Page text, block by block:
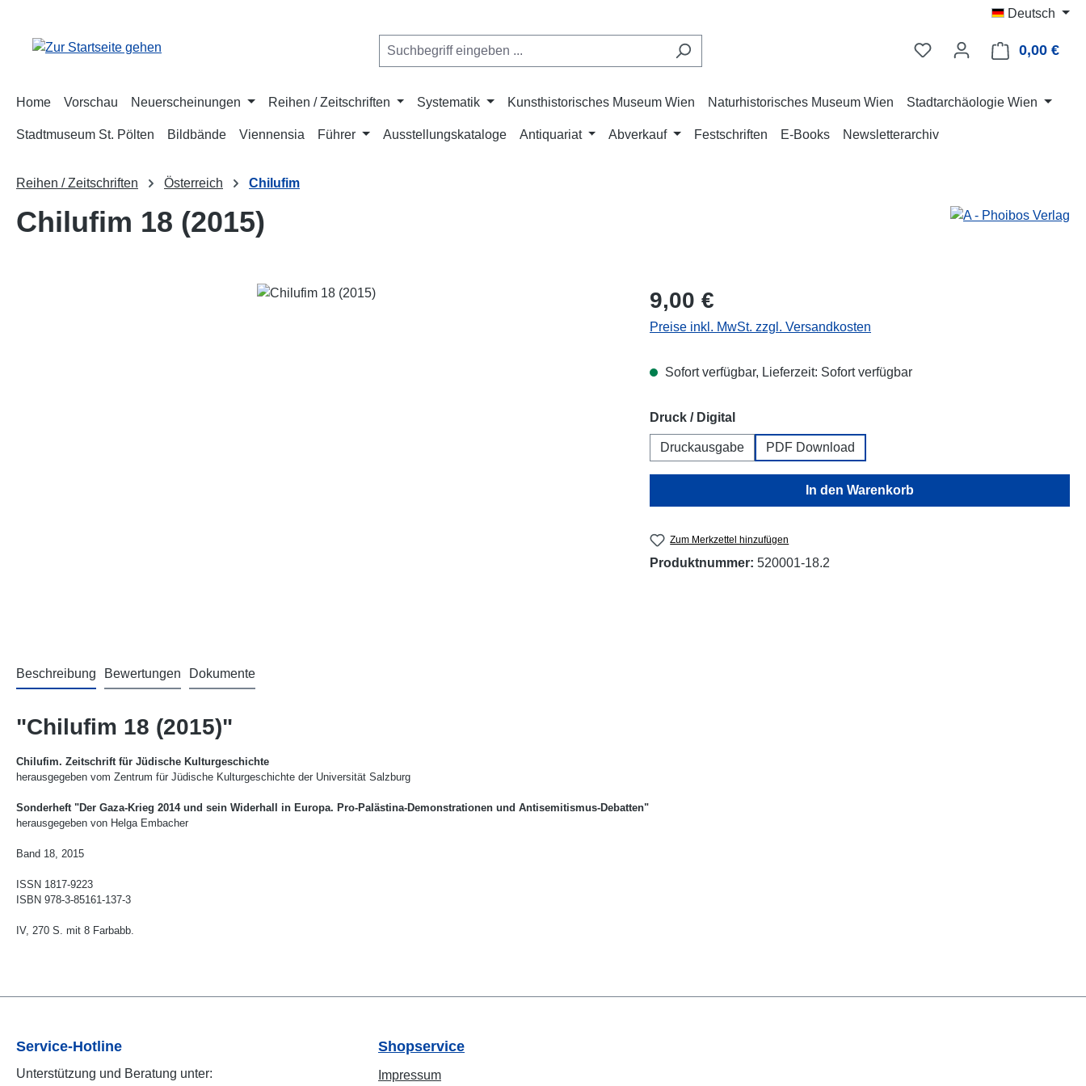
Deutsch
0,00 €
Home Vorschau Neuerscheinungen Reihen / Zeitschriften Systematik Kunsthistorisches Museum Wien Naturhistorisches Museum Wien Stadtarchäologie Wien
Stadtmuseum St. Pölten Bildbände Viennensia Führer Ausstellungskataloge Antiquariat Abverkauf Festschriften E-Books Newsletterarchiv
Reihen / Zeitschriften Österreich Chilufim
Chilufim 18 (2015)
Regulärer Preis:
9,00 €
Preise inkl. MwSt. zzgl. Versandkosten
Sofort verfügbar, Lieferzeit: Sofort verfügbar
Druck / Digitalauswählen
Druckausgabe PDF Download
In den Warenkorb
Zum Merkzettel hinzufügen
Produktnummer: 520001-18.2
Beschreibung Bewertungen Dokumente
"Chilufim 18 (2015)"
Chilufim. Zeitschrift für Jüdische Kulturgeschichte
herausgegeben vom Zentrum für Jüdische Kulturgeschichte der Universität Salzburg
Sonderheft "Der Gaza-Krieg 2014 und sein Widerhall in Europa. Pro-Palästina-Demonstrationen und Antisemitismus-Debatten"
herausgegeben von Helga Embacher
Band 18, 2015
ISSN 1817-9223
ISBN 978-3-85161-137-3
IV, 270 S. mit 8 Farbabb.
Service-Hotline
Unterstützung und Beratung unter:
Shopservice
Impressum